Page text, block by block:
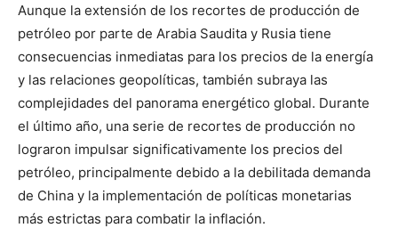
Aunque la extensión de los recortes de producción de
petróleo por parte de Arabia Saudita y Rusia tiene
consecuencias inmediatas para los precios de la energía
y las relaciones geopolíticas, también subraya las
complejidades del panorama energético global. Durante
el último año, una serie de recortes de producción no
lograron impulsar significativamente los precios del
petróleo, principalmente debido a la debilitada demanda
de China y la implementación de políticas monetarias
más estrictas para combatir la inflación.